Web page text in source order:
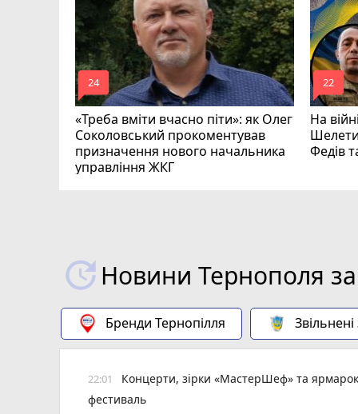
«Треба вміти вчасно піти»: як Олег
Соколовський прокоментував
призначення нового начальника
управління ЖКГ
mode_comment
24
На
Федів
mode_comment
22
Новини Тернополя за
Бренди Тернопілля
22:01
Концерти, зірки «МастерШеф» та
фестиваль